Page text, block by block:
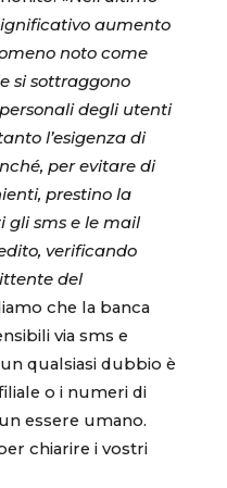
aumento
noto come
si sottraggono
degli utenti
l’esigenza di
per evitare di
prestino la
gli sms e le mail
verificando
del
che la banca
via sms e
qualsiasi dubbio è
o i numeri di
essere umano.
chiarire i vostri